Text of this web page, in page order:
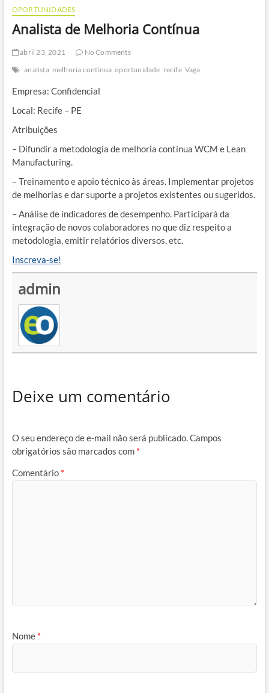
OPORTUNIDADES
Analista de Melhoria Contínua
abril 23, 2021
No Comments
analista melhoria contínua oportunidade recife Vaga
Empresa: Confidencial
Local: Recife – PE
Atribuições
– Difundir a metodologia de melhoria contínua WCM e Lean
Manufacturing.
– Treinamento e apoio técnico às áreas. Implementar projetos
de melhorias e dar suporte a projetos existentes ou sugeridos.
– Análise de indicadores de desempenho. Participará da
integração de novos colaboradores no que diz respeito a
metodologia, emitir relatórios diversos, etc.
Inscreva-se!
admin
Deixe um comentário
O seu endereço de e-mail não será publicado.Campos
obrigatórios são marcados com *
Comentário *
Nome *